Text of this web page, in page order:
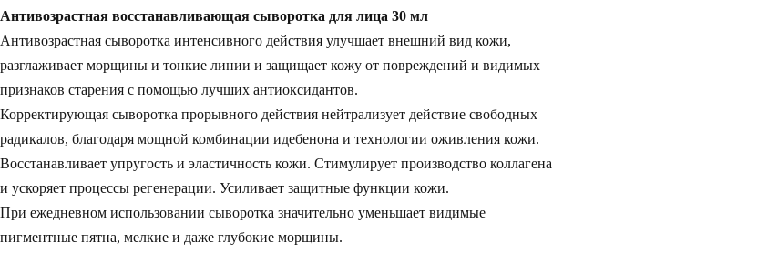
Антивозрастная восстанавливающая сыворотка для лица 30 мл
Антивозрастная сыворотка интенсивного действия улучшает внешний вид кожи,
разглаживает морщины и тонкие линии и защищает кожу от повреждений и видимых
признаков старения с помощью лучших антиоксидантов.
Корректирующая сыворотка прорывного действия нейтрализует действие свободных
радикалов, благодаря мощной комбинации идебенона и технологии оживления кожи.
Восстанавливает упругость и эластичность кожи. Стимулирует производство коллагена
и ускоряет процессы регенерации. Усиливает защитные функции кожи.
При ежедневном использовании сыворотка значительно уменьшает видимые
пигментные пятна, мелкие и даже глубокие морщины.